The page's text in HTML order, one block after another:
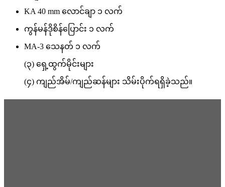
KA 40 mm လောင်ချာ ၁ လက်
ကွန်မန်ဒိုစိန်ပြောင်း ၁ လက်
MA-3 သေနတ် ၁ လက်
(၃) ရှေ့ထွက်မိုင်းများ
(၄) ကျည်အိမ်/ကျည်ဆန်များ သိမ်းပိုက်ရရှိခဲ့သည်။